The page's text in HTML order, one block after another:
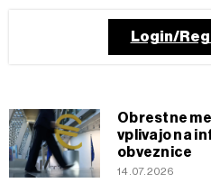
Login/
Obrestne
vplivajo na
obveznice
14.07.2026